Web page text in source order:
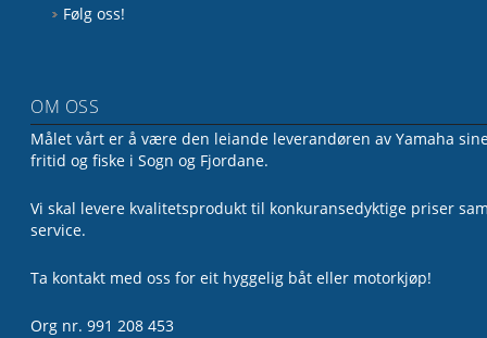
Følg oss!
OM OSS
Målet vårt er å være den leiande leverandøren av Yamaha
fritid og fiske i Sogn og Fjordane.
Vi skal levere kvalitetsprodukt til konkuransedyktige priser
service.
Ta kontakt med oss for eit hyggelig båt eller motorkjøp!
Org nr. 991 208 453